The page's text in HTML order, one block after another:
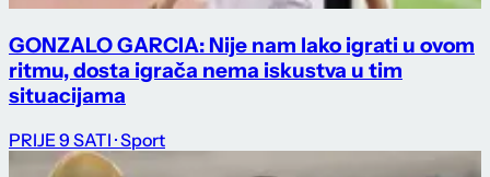
GONZALO GARCIA: Nije nam lako igrati u ovom
ritmu, dosta igrača nema iskustva u tim
situacijama
PRIJE 9 SATI · Sport